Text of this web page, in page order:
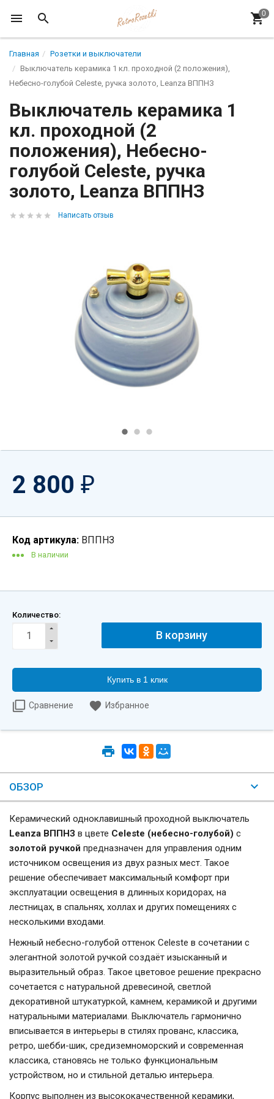
Главная
Розетки и выключатели
Выключатель керамика 1 кл. проходной (2 положения),
Hебесно-голубой Celeste, ручка золото, Leanza ВППНЗ
Выключатель керамика 1
кл. проходной (2
положения), Hебесно-
голубой Celeste, ручка
золото, Leanza ВППНЗ
Написать отзыв
2 800 ₽
Код артикула: ВППНЗ
В наличии
Количество:
Купить в 1 клик
Сравнение Избранное
ОБЗОР
Керамический одноклавишный проходной выключатель
Leanza ВППНЗ в цвете Celeste (небесно-голубой) с
золотой ручкой предназначен для управления одним
источником освещения из двух разных мест. Такое
решение обеспечивает максимальный комфорт при
эксплуатации освещения в длинных коридорах, на
лестницах, в спальнях, холлах и других помещениях с
несколькими входами.
Нежный небесно-голубой оттенок Celeste в сочетании с
элегантной золотой ручкой создаёт изысканный и
выразительный образ. Такое цветовое решение прекрасно
сочетается с натуральной древесиной, светлой
декоративной штукатуркой, камнем, керамикой и другими
натуральными материалами. Выключатель гармонично
вписывается в интерьеры в стилях прованс, классика,
ретро, шебби-шик, средиземноморский и современная
классика, становясь не только функциональным
устройством, но и стильной деталью интерьера.
Корпус выполнен из высококачественной керамики,